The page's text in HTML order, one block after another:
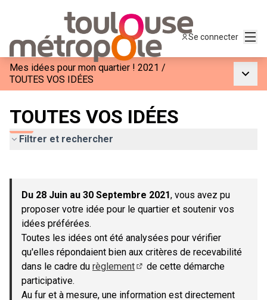
Se connecter
Mes idées pour mon quartier ! 2021 /
TOUTES VOS IDÉES
TOUTES VOS IDÉES
Filtrer et rechercher
−
Du 28 Juin au 30 Septembre 2021, vous avez pu
proposer votre idée pour le quartier et soutenir vos
idées préférées.
Toutes les idées ont été analysées pour vérifier
qu'elles répondaient bien aux critères de recevabilité
dans le cadre du règlement
de cette démarche
participative.
Au fur et à mesure, une information est directement